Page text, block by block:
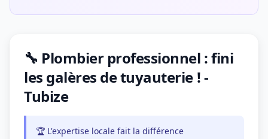
🔧 Plombier professionnel : fini
les galères de tuyauterie ! -
Tubize
🏆 L'expertise locale fait la différence